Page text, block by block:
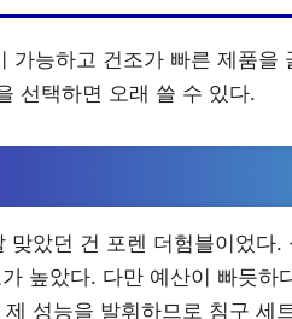
능하고 건조가 빠른 제품을
선택하면 오래 쓸 수 있다.
았던 건 포렌 더험블이었다.
높았다. 다만 예산이 빠듯하
성능을 발휘하므로 침구 세